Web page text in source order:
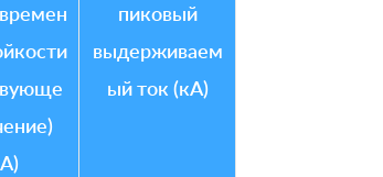
пиковый
выдерживаем
ый ток (кА)